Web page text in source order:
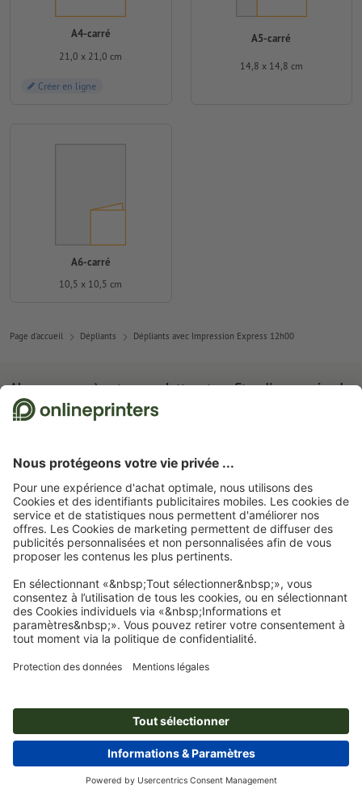
A4-carré
21,0 x 21,0 cm
Créer en ligne
A5-carré
14,8 x 14,8 cm
A6-carré
10,5 x 10,5 cm
Page d'accueil Dépliants Dépliants avec Impression Express 12h00
À propos de nous
L'entreprise
Presse
Emplois & carrière
Protection de l'environnement
Contact
Service
Modes de paiement
Expédition
Réclamation
Programme Premium
FAQ
Modes de paiement
Virement
Abonnez-vous à notre newsletter et profitez d'une remise de
15 %
Luxembourg FRA | DEU